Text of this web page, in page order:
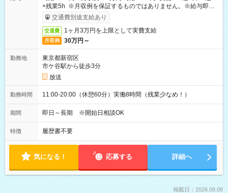
+残業5h ※月収例を保証するものではありません。※給与即受
取りサービス利用可（利用条件有）
交通費別途支給あり
交通費 1ヶ月3万円を上限として実費支給
月収例 30万円～
勤務地
東京都新宿区
市ケ谷駅から徒歩3分
放送
勤務時間 11:00-20:00（休憩60分）実働8時間（残業少なめ！）
期間 即日～長期 ※開始日相談OK
特徴 履歴書不要
気になる！ 応募する 詳細へ
掲載日：2026.08.08